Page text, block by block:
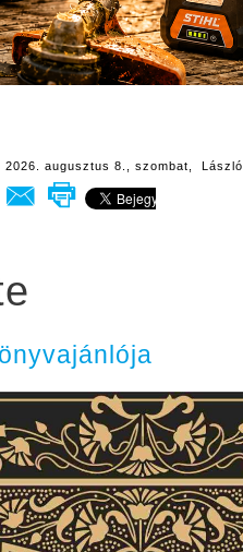
2026. augusztus 8., szombat, László